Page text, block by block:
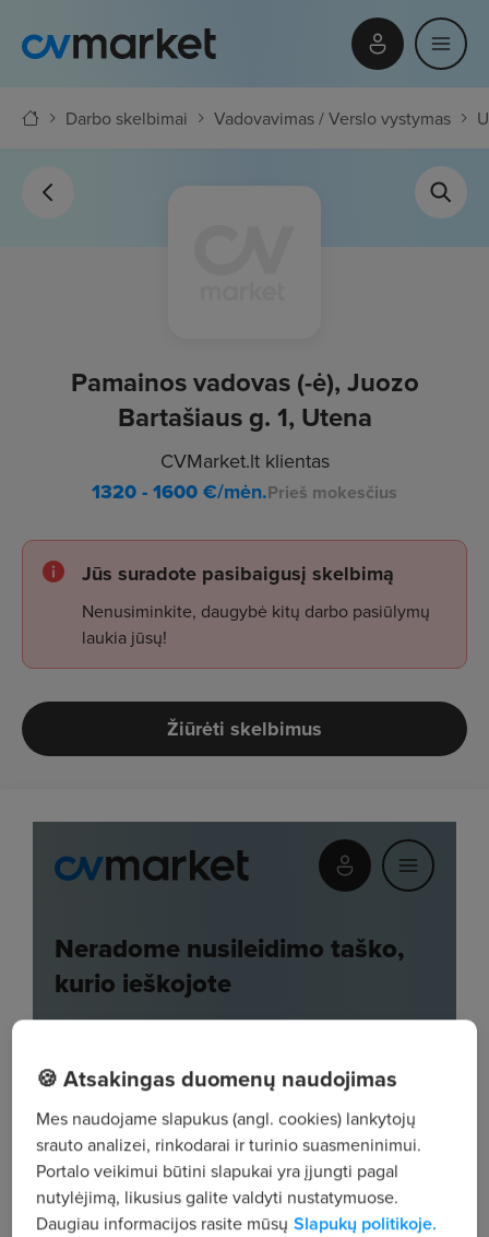
Darbo skelbimai Vadovavimas / Verslo vystymas
Pamainos vadovas (-ė), Juozo
Bartašiaus g. 1, Utena
CVMarket.lt klientas
1320 - 1600€/mėn.Prieš mokesčius
Jūs suradote pasibaigusį skelbimą
Nenusiminkite, daugybė kitų darbo pasiūlymų
laukia jūsų!
Žiūrėti skelbimus
🍪 Atsakingas duomenų naudojimas
Mes naudojame slapukus (angl. cookies) lankytojų
srauto analizei, rinkodarai ir turinio suasmeninimui.
Portalo veikimui būtini slapukai yra įjungti pagal
nutylėjimą, likusius galite valdyti nustatymuose.
Daugiau informacijos rasite mūsų Slapukų politikoje.